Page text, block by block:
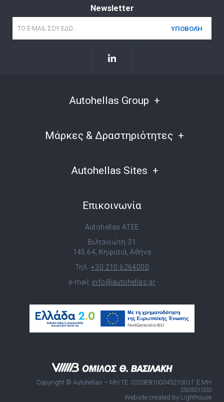
Newsletter
Autohellas Group
Μάρκες & Δραστηριότητες
Autohellas Sites
Επικοινωνία
Autohellas ATEE
Βιλτανιώτη 31
145 64, Κηφισιά, Αθήνα
Τηλ: +30 210 6264000
e-mail: info@autohellas.gr
Copyright © Autohellas – ΜΗ.ΤΕ. 0259E81000452100 | Γ.Ε.ΜΗ
250501000
Website created by Lighthouse